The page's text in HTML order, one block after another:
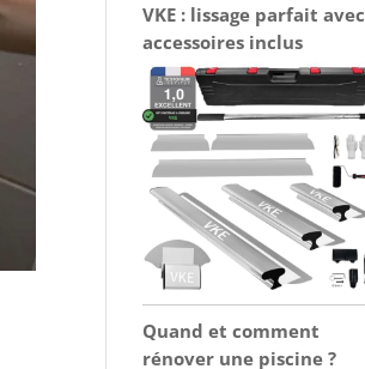
VKE : lissage parfait avec
accessoires inclus
Quand et comment
rénover une piscine ?